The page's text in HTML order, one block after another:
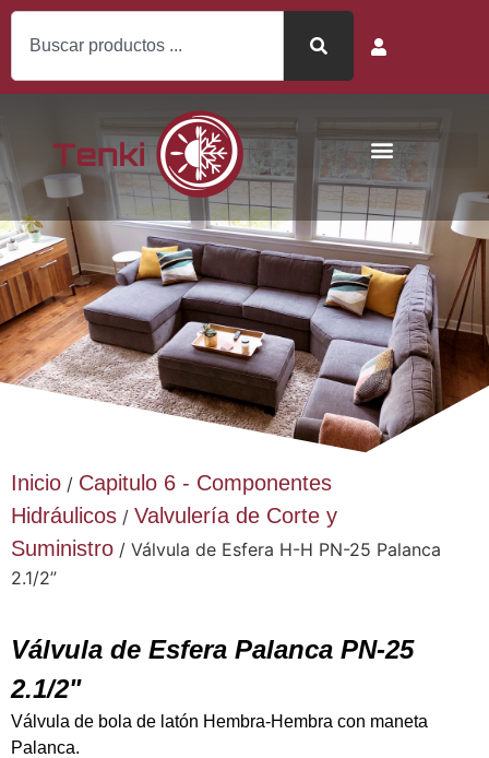
Inicio / Capitulo 6 - Componentes
Hidráulicos / Valvulería de Corte y
Suministro / Válvula de Esfera H-H PN-25 Palanca
2.1/2”
Válvula de Esfera Palanca PN-25
2.1/2"
Válvula de bola de latón Hembra-Hembra con maneta
Palanca.